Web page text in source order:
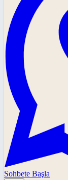
Sohbete Başla